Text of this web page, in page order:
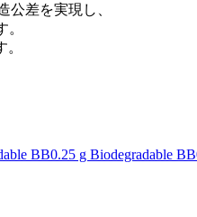
公差を実現し、
BB0.25 g Biodegradable BB